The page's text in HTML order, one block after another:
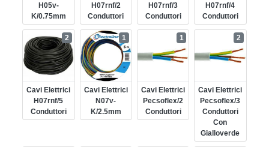
H05v-
K/0.75mm
H07rnf/2
Conduttori
H07rnf/3
Conduttori
H07rnf/4
Conduttori
Cavi Elettrici
H07rnf/5
Conduttori
2
Cavi Elettrici
N07v-
K/2.5mm
1
Cavi Elettrici
Pecsoflex/2
Conduttori
1
Cavi Elettrici
Pecsoflex/3
Conduttori
Con
Gialloverde
2